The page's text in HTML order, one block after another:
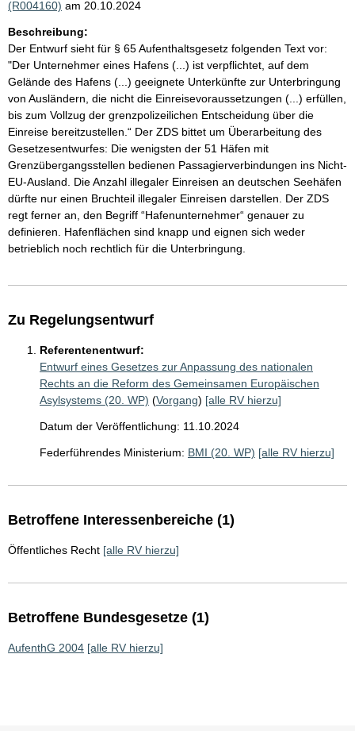
(R004160) am 20.10.2024
Beschreibung:
Der Entwurf sieht für § 65 Aufenthaltsgesetz folgenden Text vor:
"Der Unternehmer eines Hafens (...) ist verpflichtet, auf dem
Gelände des Hafens (...) geeignete Unterkünfte zur Unterbringung
von Ausländern, die nicht die Einreisevoraussetzungen (...) erfüllen,
bis zum Vollzug der grenzpolizeilichen Entscheidung über die
Einreise bereitzustellen.“ Der ZDS bittet um Überarbeitung des
Gesetzesentwurfes: Die wenigsten der 51 Häfen mit
Grenzübergangsstellen bedienen Passagierverbindungen ins Nicht-
EU-Ausland. Die Anzahl illegaler Einreisen an deutschen Seehäfen
dürfte nur einen Bruchteil illegaler Einreisen darstellen. Der ZDS
regt ferner an, den Begriff “Hafenunternehmer“ genauer zu
definieren. Hafenflächen sind knapp und eignen sich weder
betrieblich noch rechtlich für die Unterbringung.
Zu Regelungsentwurf
Referentenentwurf:
Entwurf eines Gesetzes zur Anpassung des nationalen
Rechts an die Reform des Gemeinsamen Europäischen
Asylsystems (20. WP) (Vorgang) [alle RV hierzu]
Datum der Veröffentlichung: 11.10.2024
Federführendes Ministerium: BMI (20. WP) [alle RV hierzu]
Betroffene Interessenbereiche (1)
Öffentliches Recht [alle RV hierzu]
Betroffene Bundesgesetze (1)
AufenthG 2004 [alle RV hierzu]